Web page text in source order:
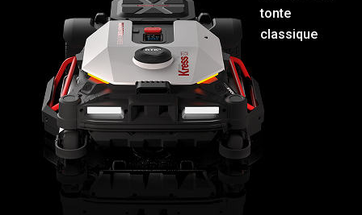
tonte
classique